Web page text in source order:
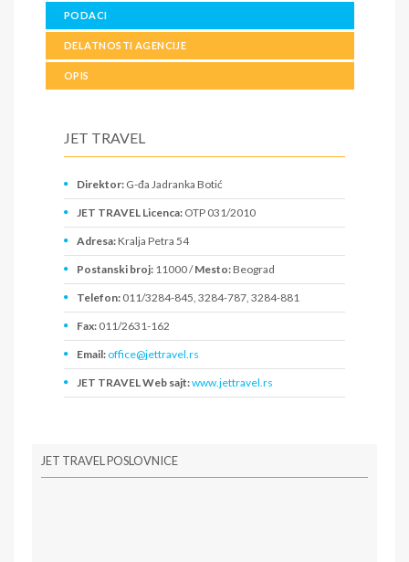
PODACI
DELATNOSTI AGENCIJE
OPIS
JET TRAVEL
Direktor: G-đa Jadranka Botić
JET TRAVEL Licenca: OTP 031/2010
Adresa: Kralja Petra 54
Postanski broj: 11000 /Mesto: Beograd
Telefon: 011/3284-845, 3284-787, 3284-881
Fax: 011/2631-162
Email: office@jettravel.rs
JET TRAVEL Web sajt:www.jettravel.rs
JET TRAVEL POSLOVNICE